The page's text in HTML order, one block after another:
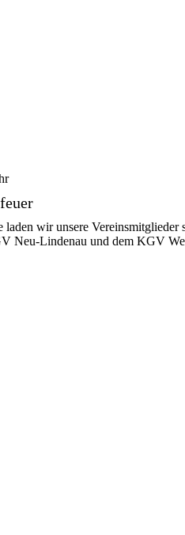
laden wir unsere
Neu-Lindenau und dem KGV